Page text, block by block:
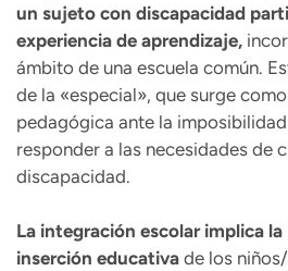
un sujeto con discapacidad
experiencia de aprendizaje,
ámbito de una escuela común.
de la «especial», que surge
pedagógica ante la
responder a las necesidades de
discapacidad.
La integración escolar implica
inserción educativa de los